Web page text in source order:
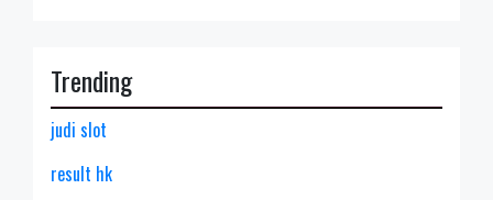
Trending
judi slot
result hk